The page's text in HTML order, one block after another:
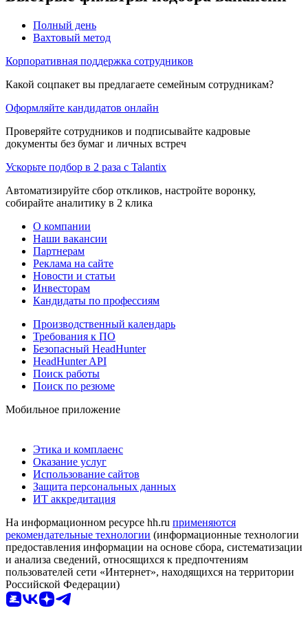
Полный день
Вахтовый метод
Корпоративная поддержка сотрудников
Какой соцпакет вы предлагаете семейным сотрудникам?
Оформляйте кандидатов онлайн
Проверяйте сотрудников и подписывайте кадровые
документы без бумаг и личных встреч
Ускорьте подбор в 2 раза с Talantix
Автоматизируйте сбор откликов, настройте воронку,
собирайте аналитику в 2 клика
О компании
Наши вакансии
Партнерам
Реклама на сайте
Новости и статьи
Инвесторам
Кандидаты по профессиям
Производственный календарь
Требования к ПО
Безопасный HeadHunter
HeadHunter API
Поиск работы
Поиск по резюме
Мобильное приложение
Этика и комплаенс
Оказание услуг
Использование сайтов
Защита персональных данных
ИТ аккредитация
На информационном ресурсе hh.ru применяются
рекомендательные технологии (информационные технологии
предоставления информации на основе сбора, систематизации
и анализа сведений, относящихся к предпочтениям
пользователей сети «Интернет», находящихся на территории
Российской Федерации)